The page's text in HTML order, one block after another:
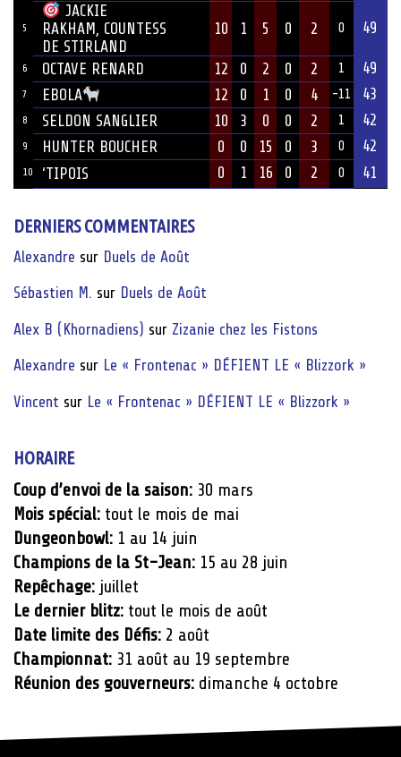
5
JACKIE
RAKHAM, COUNTESS
DE STIRLAND
10 1 5 0 2 0 49
6 OCTAVE RENARD 12 0 2 0 2 1 49
7 EBOLA 12 0 1 0 4 -11 43
8 SELDON SANGLIER 10 3 0 0 2 1 42
9 HUNTER BOUCHER 0 0 15 0 3 0 42
10 ‘TIPOIS 0 1 16 0 2 0 41
DERNIERS COMMENTAIRES
Alexandre sur Duels de Août
Sébastien M. sur Duels de Août
Alex B (Khornadiens) sur Zizanie chez les Fistons
Alexandre sur Le « Frontenac » DÉFIENT LE « Blizzork »
Vincent sur Le « Frontenac » DÉFIENT LE « Blizzork »
HORAIRE
Coup d’envoi de la saison: 30 mars
Mois spécial: tout le mois de mai
Dungeonbowl: 1 au 14 juin
Champions de la St-Jean: 15 au 28 juin
Repêchage: juillet
Le dernier blitz: tout le mois de août
Date limite des Défis: 2 août
Championnat: 31 août au 19 septembre
Réunion des gouverneurs: dimanche 4 octobre